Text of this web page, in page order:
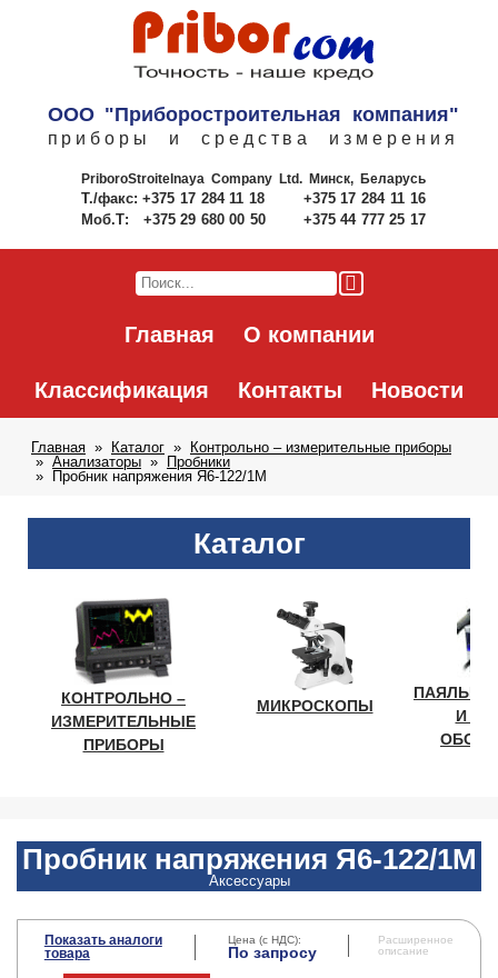
ООО "Приборостроительная компания"
приборы и средства измерения
PriboroStroitelnaya Company Ltd.Минск, Беларусь
Т./факс: +375 17 284 11 18
+375 17 284 11 16
Моб.Т:
+375 29 680 00 50 +375 44 777 25 17
Главная О компании
Классификация Контакты Новости
Главная Каталог
Контрольно – измерительные приборы
Анализаторы
Пробники
Пробник напряжения Я6-122/1М
Каталог
КОНТРОЛЬНО –
ИЗМЕРИТЕЛЬНЫЕ
ПРИБОРЫ
МИКРОСКОПЫ
И
Пробник напряжения Я6-122/1М
Аксессуары
Показать аналоги
товара
Цена (с НДС):
По запросу
Расширенное
описание